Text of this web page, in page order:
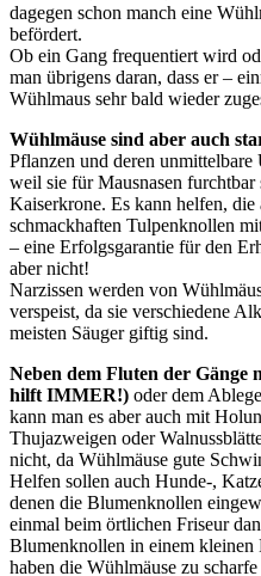
dagegen schon manch eine
befördert.
Ob ein Gang frequentiert wird
man übrigens daran, dass er –
Wühlmaus sehr bald wieder
Wühlmäuse sind aber auch
Pflanzen und deren unmittelbare
weil sie für Mausnasen
Kaiserkrone. Es kann helfen, die
schmackhaften Tulpenknollen
– eine Erfolgsgarantie für den
aber nicht!
Narzissen werden von
verspeist, da sie verschiedene
meisten Säuger giftig sind.
Neben dem Fluten der
hilft IMMER!) oder dem
kann man es aber auch mit
Thujazweigen oder
nicht, da Wühlmäuse gute
Helfen sollen auch Hunde-,
denen die Blumenknollen
einmal beim örtlichen Friseur
Blumenknollen in einem
haben die Wühlmäuse zu